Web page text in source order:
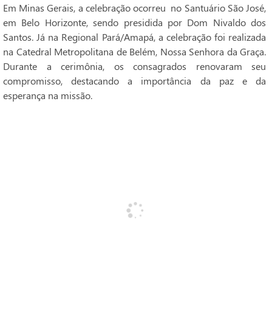
Em Minas Gerais, a celebração ocorreu no Santuário São José,
em Belo Horizonte, sendo presidida por Dom Nivaldo dos
Santos. Já na Regional Pará/Amapá, a celebração foi realizada
na Catedral Metropolitana de Belém, Nossa Senhora da Graça.
Durante a cerimônia, os consagrados renovaram seu
compromisso, destacando a importância da paz e da
esperança na missão.